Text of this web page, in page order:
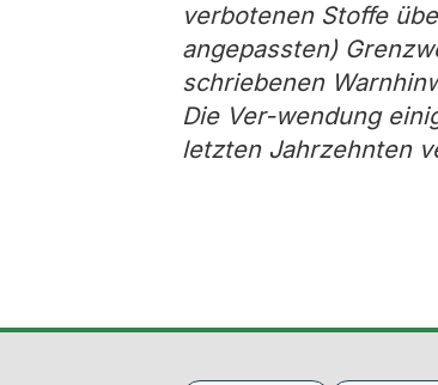
verbotenen Stoffe
angepassten)
schriebenen
Die Ver-wendung
letzten Jahrzehnten